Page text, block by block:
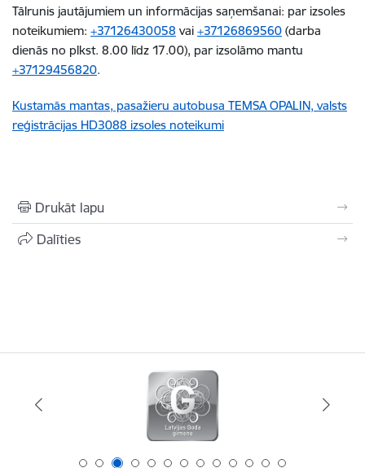
Tālrunis jautājumiem un informācijas saņemšanai: par izsoles
noteikumiem: +37126430058 vai +37126869560 (darba
dienās no plkst. 8.00 līdz 17.00), par izsolāmo mantu
+37129456820.
Kustamās mantas, pasažieru autobusa TEMSA OPALIN, valsts
reģistrācijas HD3088 izsoles noteikumi
Drukāt lapu
Dalīties